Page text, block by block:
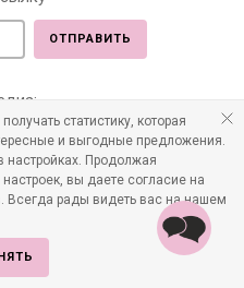
ОТПРАВИТЬ
Интернет-магазин
статистику, которая
и выгодные предложения.
Продолжая
вы даете согласие на
Всегда рады видеть вас на нашем